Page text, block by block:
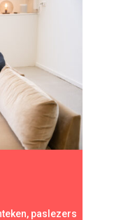
paslezers